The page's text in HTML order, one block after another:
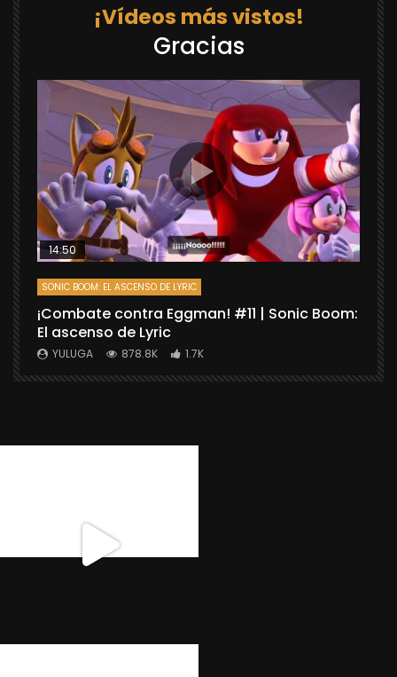
¡Vídeos más vistos!
Gracias
14:50
SONIC BOOM: EL ASCENSO DE LYRIC
¡Combate contra Eggman! #11 | Sonic Boom:
El ascenso de Lyric
YULUGA 878.8K 1.7K